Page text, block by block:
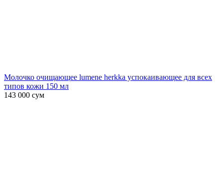
Молочко очищающее lumene herkka успокаивающее для всех
типов кожи 150 мл
143 000 сум